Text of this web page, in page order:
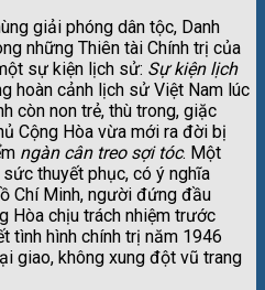
giải phóng dân tộc, Danh
những Thiên tài Chính trị của
sự kiện lịch sử: Sự kiện lịch
hoàn cảnh lịch sử Việt Nam lúc
còn non trẻ, thù trong, giặc
Cộng Hòa vừa mới ra đời bị
ngàn cân treo sợi tóc. Một
thuyết phục, có ý nghĩa
Chí Minh, người đứng đầu
Hòa chịu trách nhiệm trước
tình hình chính trị năm 1946
giao, không xung đột vũ trang